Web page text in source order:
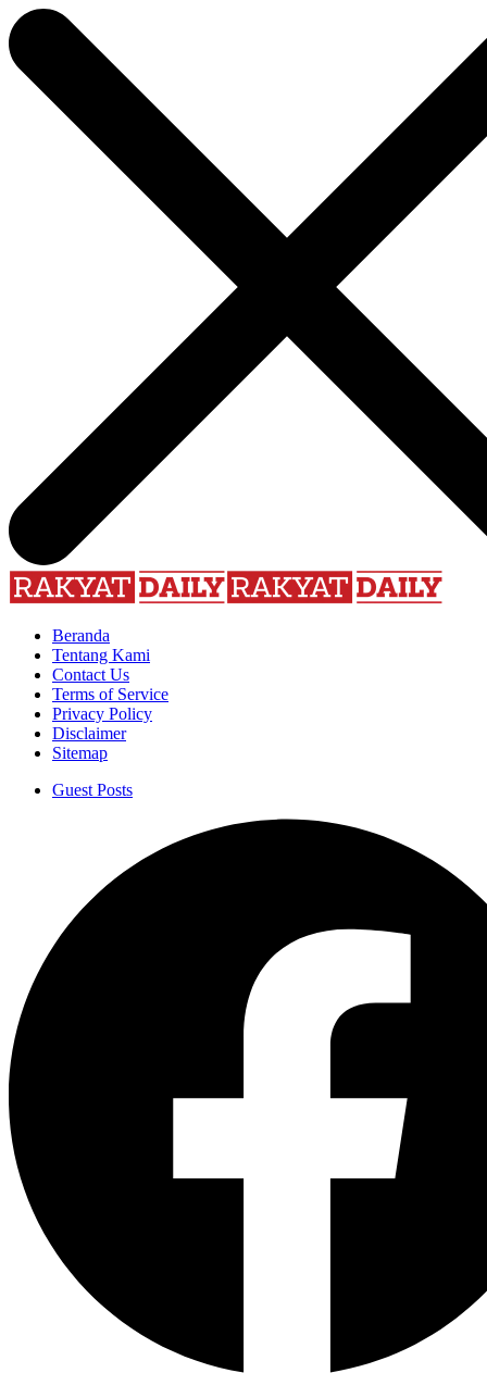
Beranda
Tentang Kami
Contact Us
Terms of Service
Privacy Policy
Disclaimer
Sitemap
Guest Posts